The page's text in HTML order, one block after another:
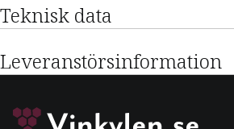
Teknisk data
Leveranstörsinformation